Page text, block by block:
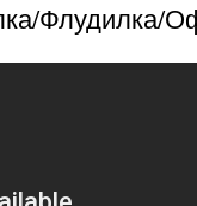
Флудилка/